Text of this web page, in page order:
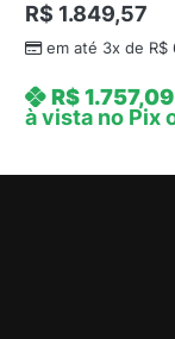
R$ 1.849,57
em até 3x de R$
R$1.757,09
à vista no Pix